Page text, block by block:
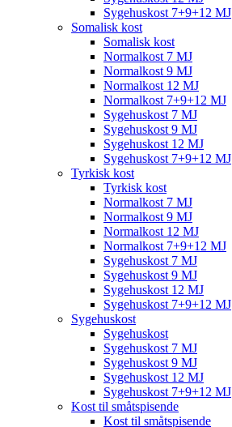
Sygehuskost 7+9+12 MJ
Somalisk kost
Somalisk kost
Normalkost 7 MJ
Normalkost 9 MJ
Normalkost 12 MJ
Normalkost 7+9+12 MJ
Sygehuskost 7 MJ
Sygehuskost 9 MJ
Sygehuskost 12 MJ
Sygehuskost 7+9+12 MJ
Tyrkisk kost
Tyrkisk kost
Normalkost 7 MJ
Normalkost 9 MJ
Normalkost 12 MJ
Normalkost 7+9+12 MJ
Sygehuskost 7 MJ
Sygehuskost 9 MJ
Sygehuskost 12 MJ
Sygehuskost 7+9+12 MJ
Sygehuskost
Sygehuskost
Sygehuskost 7 MJ
Sygehuskost 9 MJ
Sygehuskost 12 MJ
Sygehuskost 7+9+12 MJ
Kost til småtspisende
Kost til småtspisende